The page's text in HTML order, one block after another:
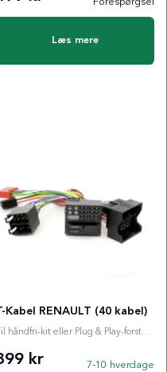
Læs mere
Kabel RENAULT (40 kabel)
Til håndfri-kit eller Plug & Play-forstærker
kr 7-10 hverdage